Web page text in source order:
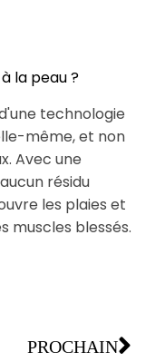
la peau ?
technologie
même, et non
Avec une
résidu
les plaies et
muscles blessés.
PROCHAIN